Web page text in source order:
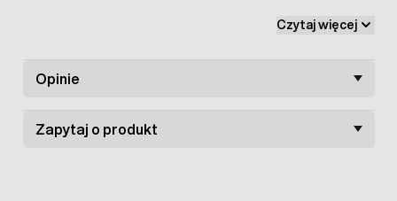
inspektowych, uprawach szklarniowych, ogrodach i sadach.
zwalczania szkodników magazynowych oraz dezynfekcji i
napędzana poprzez ruch (góra - dół) rękojeści pompy. W
Czytaj więcej
Opinie
Zapytaj o produkt